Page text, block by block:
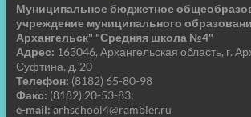
Муниципальное бюджетное
учреждение муниципального
Архангельск" "Средняя школа №4"
Адрес: 163046, Архангельская область, г.
Суфтина, д. 20
Телефон: (8182) 65-80-98
Факс: (8182) 20-53-83;
e-mail: arhschool4@rambler.ru